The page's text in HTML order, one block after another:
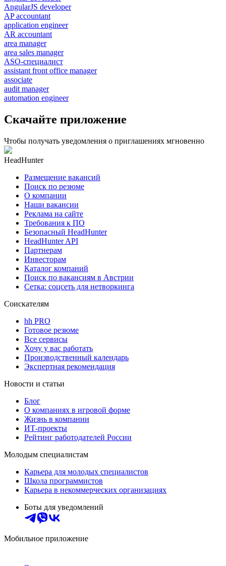
AngularJS developer
AP accountant
application engineer
AR accountant
area manager
area sales manager
ASO-специалист
assistant front office manager
associate
audit manager
automation engineer
Скачайте приложение
Чтобы получать уведомления о приглашениях мгновенно
HeadHunter
Размещение вакансий
Поиск по резюме
О компании
Наши вакансии
Реклама на сайте
Требования к ПО
Безопасный HeadHunter
HeadHunter API
Партнерам
Инвесторам
Каталог компаний
Поиск по вакансиям в Австрии
Сетка: соцсеть для нетворкинга
Соискателям
hh PRO
Готовое резюме
Все сервисы
Хочу у вас работать
Производственный календарь
Экспертная рекомендация
Новости и статьи
Блог
О компаниях в игровой форме
Жизнь в компании
ИТ-проекты
Рейтинг работодателей России
Молодым специалистам
Карьера для молодых специалистов
Школа программистов
Карьера в некоммерческих организациях
Боты для уведомлений
Мобильное приложение